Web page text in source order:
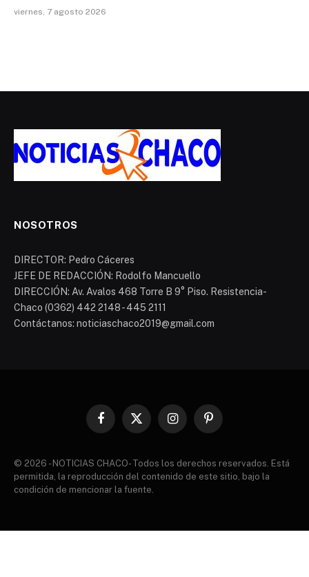
viernes, 7 agosto 2026
NOSOTROS
DIRECTOR: Pedro Cáceres
JEFE DE REDACCIÓN: Rodolfo Mancuello
DIRECCIÓN: Av. Avalos 468 Torre B 9° Piso. Resistencia-
Chaco (0362) 442 2148 - 445 2111
Contáctanos: noticiaschaco2019@gmail.com
Facebook
X
InstagramPinterest
© 2026 - NOTICIAS CHACO- Todos los derechos reservados. Está
permitida, la reproducción del contenido de este sitio, bajo la
condición de mencionar la fuente.